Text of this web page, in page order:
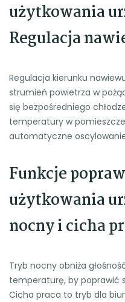
użytkowania
Regulacja
Regulacja kierunku
strumień powietrza w
się bezpośredniego
temperatury w
automatyczne
Funkcje
użytkowania
nocny i cicha
Tryb nocny obniża
temperaturę, by poprawić
Cicha praca to tryb dla